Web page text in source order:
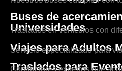
Buses de
Universidades
Traslados en vehículos con
Viajes para Adultos
Servicio especializado para
Traslados para
Conductores expertos que